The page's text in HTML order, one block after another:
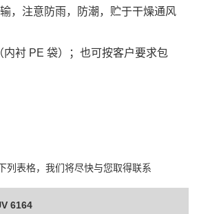
，注意防雨，防潮，贮于干燥通风
内衬 PE 袋）；也可按客户要求包
列表格，我们将尽快与您取得联系